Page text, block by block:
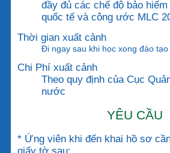
đầy đủ các chế độ bảo
quốc tế và công ước MLC
Thời gian xuất cảnh
Đi ngay sau khi học xong đào
Chi Phí xuất cảnh
Theo quy định của Cục
nước
YÊU CẦU
* Ứng viên khi đến khai hồ sơ
giấy tờ sau: